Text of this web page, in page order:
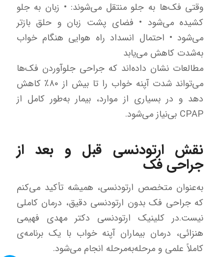
وقتی فک‌ها به جلو منتقل می‌شوند: • زبان به جلو
کشیده می‌شود • فضای پشت زبان و حلق بازتر
می‌شود• احتمال انسداد راه هوایی هنگام خواب
به‌شدت کاهش می‌یابد
مطالعات نشان داده‌اند که جراحی جلوآوردن فک‌ها
می‌تواند شدت آپنه خواب را تا بیش از ۸۰٪ کاهش
دهد و در بسیاری از موارد، بیمار به‌طور کامل از
CPAP بی‌نیاز می‌شود.
نقش ارتودنسی قبل و بعد از
جراحی فک
به‌عنوان متخصص ارتودنسی، همیشه تأکید می‌کنم
که جراحی فک بدون ارتودنسی دقیق، درمان کاملی
نیست.در کلینیک ارتودنسی دکتر مهدی فهیمی
هنزائی، درمان بیماران آپنه خواب با یک برنامه‌ی
کاملاً علمی و مرحله‌به‌مرحله انجام می‌شود.